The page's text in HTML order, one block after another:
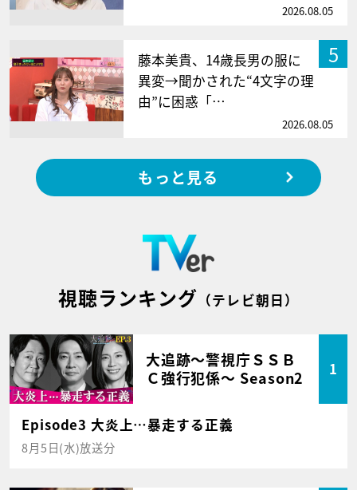
2026.08.05
5
藤本美貴、14歳長男の服に
異変→聞かされた“4文字の理
由”に困惑「…
2026.08.05
もっと見る
視聴ランキング （テレビ朝日）
大追跡～警視庁ＳＳＢ
Ｃ強行犯係～ Season2
1
Episode3 大炎上…暴走する正義
8月5日(水)放送分